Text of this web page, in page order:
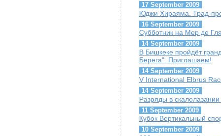
17 September 2009
Юджи Хираяма. Трад-
16 September 2009
Субботник на Мер де
14 September 2009
В Бишкеке пройдёт
Берега". Приглашаем!
14 September 2009
V International Elbrus
14 September 2009
Разряды в
11 September 2009
Кубок Вертикальный
10 September 2009